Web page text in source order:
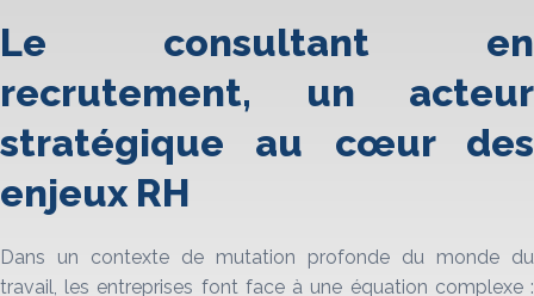
Le consultant en
recrutement, un acteur
stratégique au cœur des
enjeux RH
Dans un contexte de mutation profonde du monde du
travail, les entreprises font face à une équation complexe :